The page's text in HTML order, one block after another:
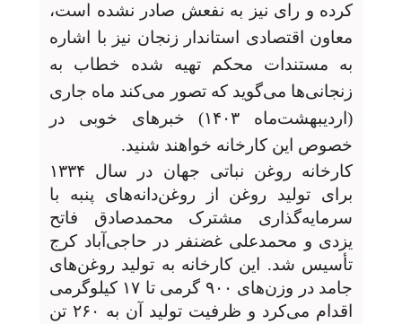
کرده و رای نیز به نفعش صادر نشده است،
معاون اقتصادی استاندار زنجان نیز با اشاره
به مستندات محکم تهیه شده خطاب به
زنجانی‌ها می‌گوید که تصور می‌کند ماه جاری
(اردیبهشت‌ماه ۱۴۰۳) خبرهای خوبی در
خصوص این کارخانه خواهند شنید.
کارخانه روغن نباتی جهان در سال ۱۳۳۴
برای تولید روغن از روغن‌دانه‌های پنبه با
سرمایه‌گذاری مشترک محمدصادق فاتح
یزدی و محمدعلی غضنفر در حاجی‌آباد کرج
تأسیس شد. این کارخانه به تولید روغن‌های
جامد در وزن‌های ۹۰۰ گرمی تا ۱۷ کیلوگرمی
اقدام می‌کرد و ظرفیت تولید آن به ۲۶۰ تن